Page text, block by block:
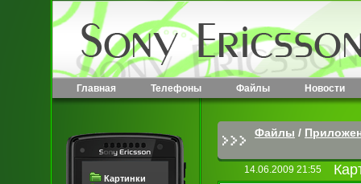
Главная Телефоны Файлы Новости
Картинки
Файлы /
14.06.2009 21:55